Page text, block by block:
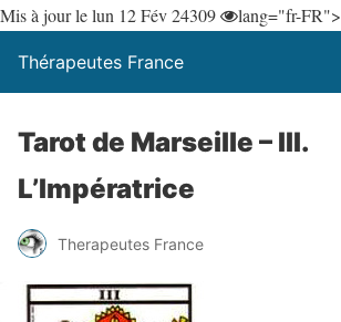
Mis à jour le lun 12 Fév 24309 lang="fr-FR">
Thérapeutes France
Tarot de Marseille – III.
L’Impératrice
Therapeutes France